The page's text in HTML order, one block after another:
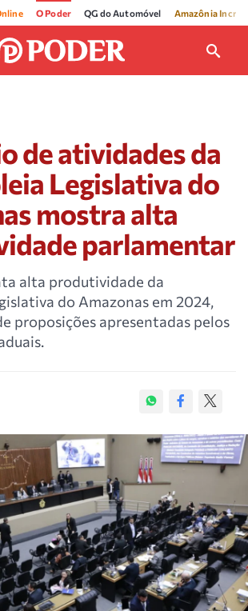
O Poder QG do Automóvel Amazônia
de atividades da
Legislativa do
mostra alta
parlamentar
alta produtividade da
do Amazonas em 2024,
proposições apresentadas pelos